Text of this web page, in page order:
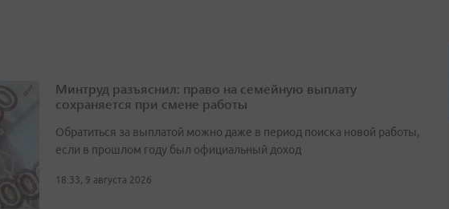
Минтруд разъяснил: право на семейную выплату
сохраняется при смене работы
Обратиться за выплатой можно даже в период поиска новой работы,
если в прошлом году был официальный доход
18:33, 9 августа 2026